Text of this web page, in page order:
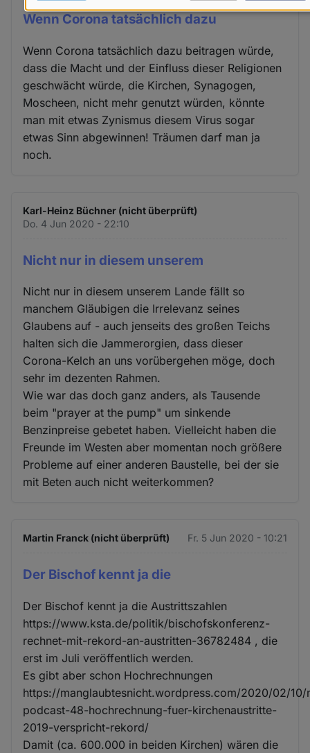
Wenn Corona tatsächlich dazu
Wenn Corona tatsächlich dazu beitragen würde,
dass die Macht und der Einfluss dieser Religionen
geschwächt würde, die Kirchen, Synagogen,
Moscheen, nicht mehr genutzt würden, könnte
man mit etwas Zynismus diesem Virus sogar
etwas Sinn abgewinnen! Träumen darf man ja
noch.
Karl-Heinz Büchner (nicht überprüft)
Do. 4 Jun 2020 - 22:10
Nicht nur in diesem unserem
Nicht nur in diesem unserem Lande fällt so
manchem Gläubigen die Irrelevanz seines
Glaubens auf - auch jenseits des großen Teichs
halten sich die Jammerorgien, dass dieser
Corona-Kelch an uns vorübergehen möge, doch
sehr im dezenten Rahmen.
Wie war das doch ganz anders, als Tausende
beim "prayer at the pump" um sinkende
Benzinpreise gebetet haben. Vielleicht haben die
Freunde im Westen aber momentan noch größere
Probleme auf einer anderen Baustelle, bei der sie
mit Beten auch nicht weiterkommen?
Martin Franck (nicht überprüft) Fr. 5 Jun 2020 - 10:21
Der Bischof kennt ja die
Der Bischof kennt ja die Austrittszahlen
https://www.ksta.de/politik/bischofskonferenz-
rechnet-mit-rekord-an-austritten-36782484 , die
erst im Juli veröffentlich werden.
Es gibt aber schon Hochrechnungen
https://manglaubtesnicht.wordpress.com/2020/02/10/
podcast-48-hochrechnung-fuer-kirchenaustritte-
2019-verspricht-rekord/
Damit (ca. 600.000 in beiden Kirchen) wären die
Daten
Cookies